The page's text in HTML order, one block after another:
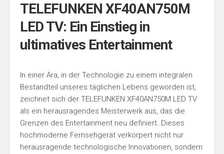
TELEFUNKEN XF40AN750M
LED TV: Ein Einstieg in
ultimatives Entertainment
In einer Ära, in der Technologie zu einem integralen
Bestandteil unseres täglichen Lebens geworden ist,
zeichnet sich der TELEFUNKEN XF40AN750M LED TV
als ein herausragendes Meisterwerk aus, das die
Grenzen des Entertainment neu definiert. Dieses
hochmoderne Fernsehgerät verkörpert nicht nur
herausragende technologische Innovationen, sondern